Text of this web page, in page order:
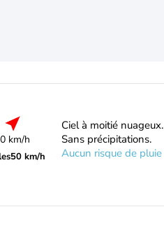
km/h
50 km/h
Ciel à moitié nuageux.
Sans précipitations.
Aucun risque de pluie